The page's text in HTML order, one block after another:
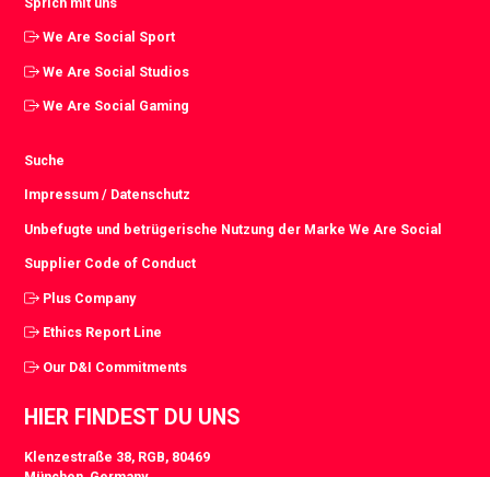
We Are Social Sport
We Are Social Studios
We Are Social Gaming
Suche
Impressum / Datenschutz
Unbefugte und betrügerische Nutzung der Marke We Are Social
Supplier Code of Conduct
Plus Company
Ethics Report Line
Our D&I Commitments
HIER FINDEST DU UNS
Klenzestraße 38, RGB, 80469